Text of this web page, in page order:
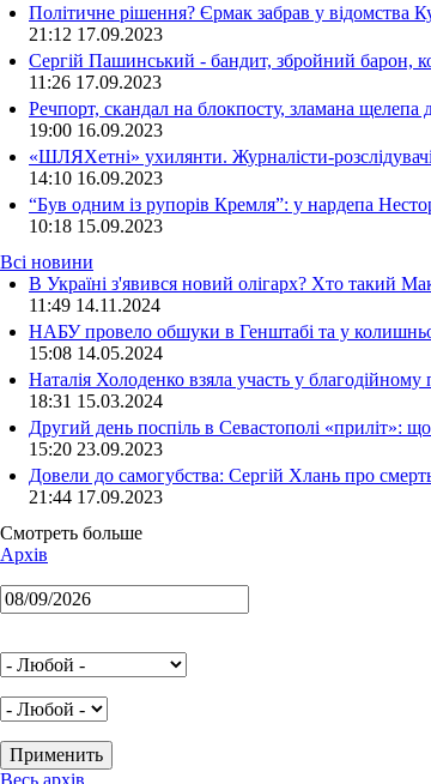
Політичне рішення? Єрмак забрав у відомства
21:12 17.09.2023
Сергій Пашинський - бандит, збройний барон,
11:26 17.09.2023
Речпорт, скандал на блокпосту, зламана
19:00 16.09.2023
«ШЛЯХетні» ухилянти. Журналісти-
14:10 16.09.2023
“Був одним із рупорів Кремля”: у нардепа
10:18 15.09.2023
Всі новини
В Україні з'явився новий олігарх? Хто такий
11:49 14.11.2024
НАБУ провело обшуки в Генштабі та у
15:08 14.05.2024
Наталія Холоденко взяла участь у благодійному
18:31 15.03.2024
Другий день поспіль в Севастополі «приліт»:
15:20 23.09.2023
Довели до самогубства: Сергій Хлань про
21:44 17.09.2023
Смотреть больше
Архів
Весь архів